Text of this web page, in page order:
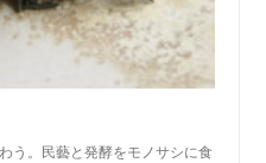
う。民藝と発酵をモノサシに食